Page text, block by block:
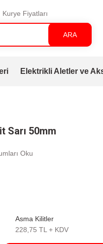
Kurye Fiyatları
ARA
Elektrikli Aletler ve
Sarı 50mm
Oku
Asma Kilitler
228,75 TL + KDV